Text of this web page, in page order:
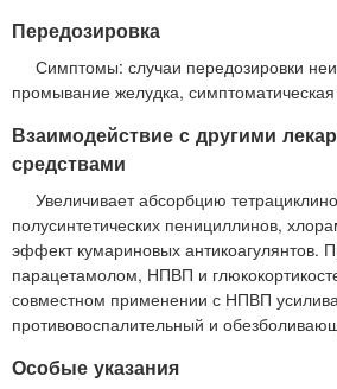
Передозировка
Симптомы: случаи передозировки
промывание желудка,
Взаимодействие с другими
средствами
Увеличивает абсорбцию
полусинтетических пенициллинов,
эффект кумариновых антикоагулянтов.
парацетамолом, НПВП и
совместном применении с НПВП
противовоспалительный и
Особые указания